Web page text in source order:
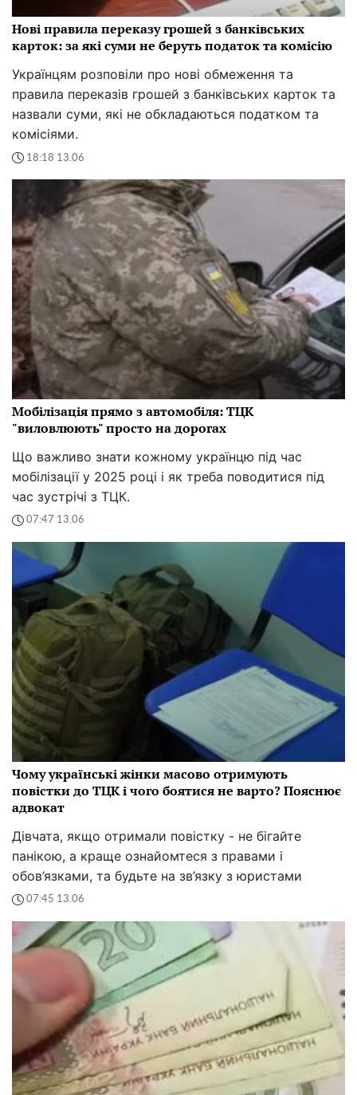
Нові правила переказу грошей з банківських
карток: за які суми не беруть податок та комісію
Українцям розповіли про нові обмеження та
правила переказів грошей з банківських карток та
назвали суми, які не обкладаються податком та
комісіями.
18:18 13.06
Мобілізація прямо з автомобіля: ТЦК
"виловлюють" просто на дорогах
Що важливо знати кожному українцю під час
мобілізації у 2025 році і як треба поводитися під
час зустрічі з ТЦК.
07:47 13.06
Чому українські жінки масово отримують
повістки до ТЦК і чого боятися не варто? Пояснює
адвокат
Дівчата, якщо отримали повістку - не бігайте
панікою, а краще ознайомтеся з правами і
обов’язками, та будьте на зв’язку з юристами
07:45 13.06